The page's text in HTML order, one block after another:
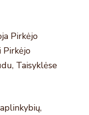
Pirkėjo
Pirkėjo
Taisyklėse